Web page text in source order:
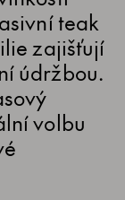
teak
zajišťují
údržbou.
volbu